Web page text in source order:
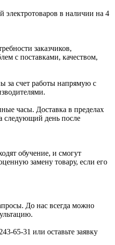
в наличии на 4
заказчиков,
с поставками, качеством,
за счет работы напрямую с
часы. Доставка в пределах
следующий день после
обучение, и смогут
замену товару, если его
До нас всегда можно
65-31 или оставьте заявку